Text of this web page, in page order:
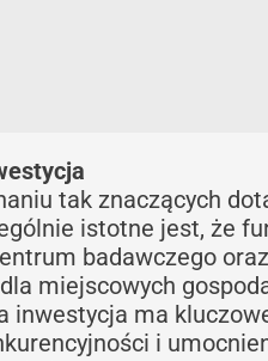
tak znaczących
istotne jest, że
badawczego
miejscowych
inwestycja ma
i